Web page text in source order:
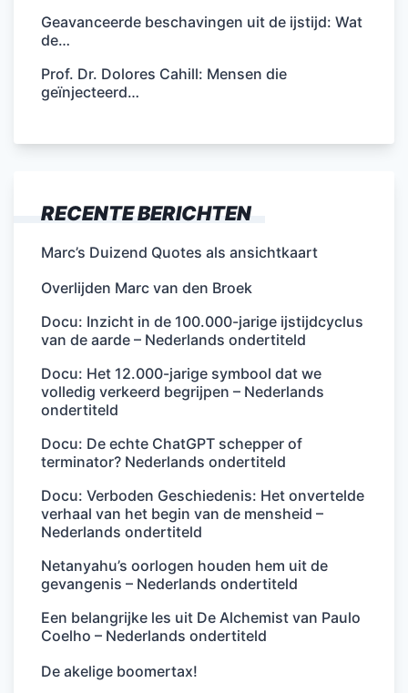
Geavanceerde beschavingen uit de ijstijd: Wat
de…
Prof. Dr. Dolores Cahill: Mensen die
geïnjecteerd…
RECENTE BERICHTEN
Marc’s Duizend Quotes als ansichtkaart
Overlijden Marc van den Broek
Docu: Inzicht in de 100.000-jarige ijstijdcyclus
van de aarde – Nederlands ondertiteld
Docu: Het 12.000-jarige symbool dat we
volledig verkeerd begrijpen – Nederlands
ondertiteld
Docu: De echte ChatGPT schepper of
terminator? Nederlands ondertiteld
Docu: Verboden Geschiedenis: Het onvertelde
verhaal van het begin van de mensheid –
Nederlands ondertiteld
Netanyahu’s oorlogen houden hem uit de
gevangenis – Nederlands ondertiteld
Een belangrijke les uit De Alchemist van Paulo
Coelho – Nederlands ondertiteld
De akelige boomertax!